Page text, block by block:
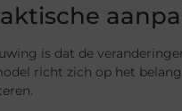
is dat de
richt zich op het